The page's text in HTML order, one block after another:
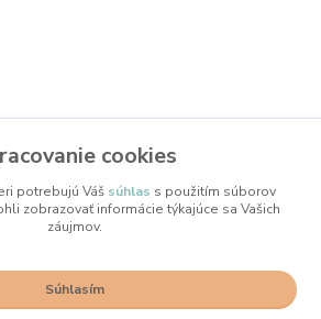
258
hod.)
cookies
potrebujú Váš súhlas s použitím súborov
zobrazovať informácie týkajúce sa Vašich
záujmov.
Súhlasím